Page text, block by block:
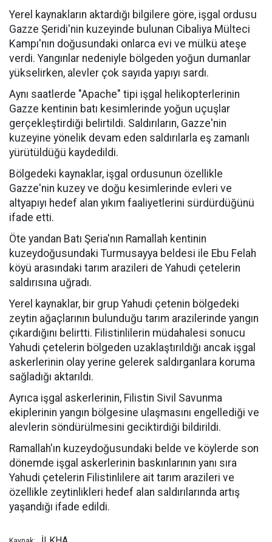
Yerel kaynakların aktardığı bilgilere göre, işgal ordusu
Gazze Şeridi'nin kuzeyinde bulunan Cibaliya Mülteci
Kampı'nın doğusundaki onlarca evi ve mülkü ateşe
verdi. Yangınlar nedeniyle bölgeden yoğun dumanlar
yükselirken, alevler çok sayıda yapıyı sardı.
Aynı saatlerde "Apache" tipi işgal helikopterlerinin
Gazze kentinin batı kesimlerinde yoğun uçuşlar
gerçekleştirdiği belirtildi. Saldırıların, Gazze'nin
kuzeyine yönelik devam eden saldırılarla eş zamanlı
yürütüldüğü kaydedildi.
Bölgedeki kaynaklar, işgal ordusunun özellikle
Gazze'nin kuzey ve doğu kesimlerinde evleri ve
altyapıyı hedef alan yıkım faaliyetlerini sürdürdüğünü
ifade etti.
Öte yandan Batı Şeria'nın Ramallah kentinin
kuzeydoğusundaki Turmusayya beldesi ile Ebu Felah
köyü arasındaki tarım arazileri de Yahudi çetelerin
saldırısına uğradı.
Yerel kaynaklar, bir grup Yahudi çetenin bölgedeki
zeytin ağaçlarının bulunduğu tarım arazilerinde yangın
çıkardığını belirtti. Filistinlilerin müdahalesi sonucu
Yahudi çetelerin bölgeden uzaklaştırıldığı ancak işgal
askerlerinin olay yerine gelerek saldırganlara koruma
sağladığı aktarıldı.
Ayrıca işgal askerlerinin, Filistin Sivil Savunma
ekiplerinin yangın bölgesine ulaşmasını engellediği ve
alevlerin söndürülmesini geciktirdiği bildirildi.
Ramallah'ın kuzeydoğusundaki belde ve köylerde son
dönemde işgal askerlerinin baskınlarının yanı sıra
Yahudi çetelerin Filistinlilere ait tarım arazileri ve
özellikle zeytinlikleri hedef alan saldırılarında artış
yaşandığı ifade edildi.